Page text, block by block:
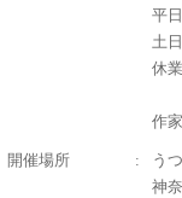
平
土
休
作
開催場所
う
神